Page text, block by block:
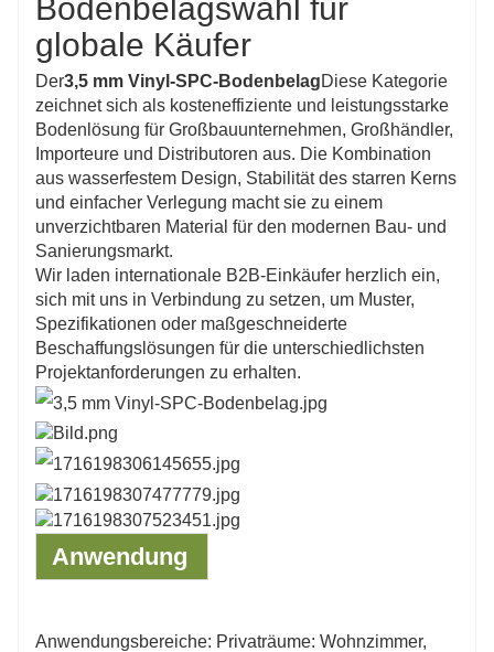
Bodenbelagswahl für
globale Käufer
Der3,5 mm Vinyl-SPC-BodenbelagDiese Kategorie
zeichnet sich als kosteneffiziente und leistungsstarke
Bodenlösung für Großbauunternehmen, Großhändler,
Importeure und Distributoren aus. Die Kombination
aus wasserfestem Design, Stabilität des starren Kerns
und einfacher Verlegung macht sie zu einem
unverzichtbaren Material für den modernen Bau- und
Sanierungsmarkt.
Wir laden internationale B2B-Einkäufer herzlich ein,
sich mit uns in Verbindung zu setzen, um Muster,
Spezifikationen oder maßgeschneiderte
Beschaffungslösungen für die unterschiedlichsten
Projektanforderungen zu erhalten.
Anwendung
Anwendungsbereiche: Privaträume: Wohnzimmer,